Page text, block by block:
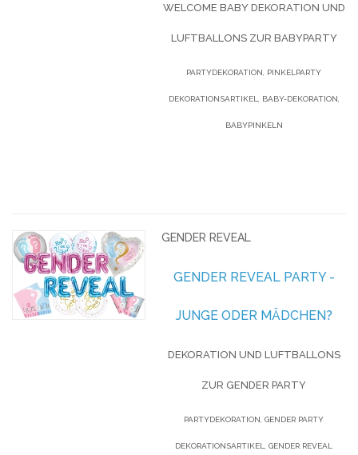
WELCOME BABY DEKORATION UND
LUFTBALLONS ZUR BABYPARTY
PARTYDEKORATION, PINKELPARTY
DEKORATIONSARTIKEL, BABY-DEKORATION,
BABYPINKELN
GENDER REVEAL
GENDER REVEAL PARTY -
JUNGE ODER MÄDCHEN?
DEKORATION UND LUFTBALLONS
ZUR GENDER PARTY
PARTYDEKORATION, GENDER PARTY
DEKORATIONSARTIKEL, GENDER REVEAL